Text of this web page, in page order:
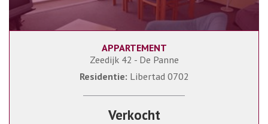
80 m² 2
APPARTEMENT
Zeedijk 42 - De Panne
Residentie: Libertad 0702
Verkocht